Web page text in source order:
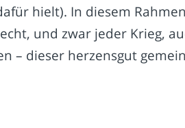
hielt). In diesem
und zwar jeder Krieg,
– dieser herzensgut